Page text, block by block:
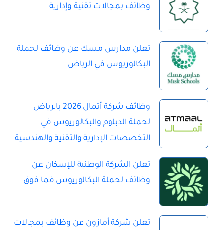
وظائف بمجالات تقنية وإدارية
تعلن مدارس مسك عن وظائف لحملة
البكالوريوس في الرياض
وظائف شركة أتمال 2026 بالرياض
لحملة الدبلوم والبكالوريوس في
التخصصات الإدارية والتقنية والهندسية
تعلن الشركة الوطنية للإسكان عن
وظائف لحملة البكالوريوس فما فوق
تعلن شركة أمازون عن وظائف بمجالات